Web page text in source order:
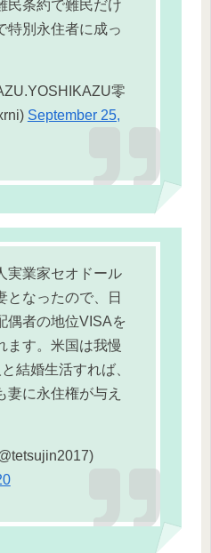
民条約で難民だけ
特別永住者に成っ
零
September 25,
実業家セオドール
となったので、日
偶者の地位VISAを
ます。米国は我慢
結婚生活すれば、
妻に永住権が与え